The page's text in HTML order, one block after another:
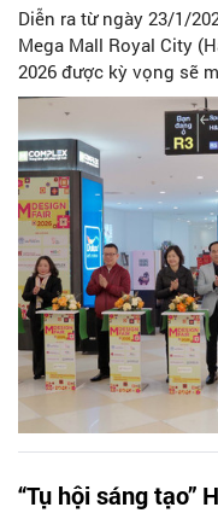
Diễn ra từ ngày 23/1/
Mega Mall Royal City
2026 được kỳ vọng sẽ
trải nghiệm sáng tạo
phú đời sống văn hóa
năm mới.
“Tụ hội sáng tạo”